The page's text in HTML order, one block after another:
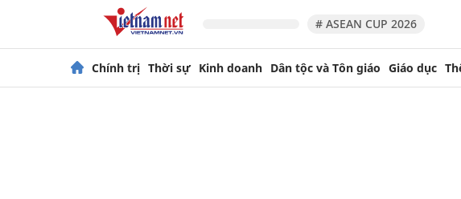
# ASEAN CUP 2026
Chính trị Thời sự Kinh doanh Dân tộc và Tôn giáo Giáo dục